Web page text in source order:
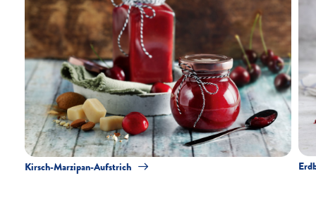
Kirsch-Marzipan-Aufstrich